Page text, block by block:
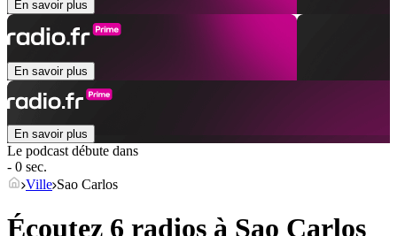
En savoir plus
En savoir plus
En savoir plus
Le podcast débute dans
- 0 sec.
Ville Sao Carlos
Écoutez 6 radios à Sao Carlos